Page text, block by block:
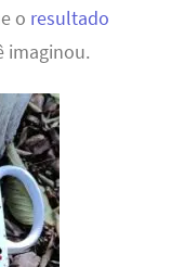
o resultado
imaginou.